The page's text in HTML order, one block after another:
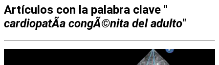
Artículos con la palabra clave "
cardiopatÃ­a congÃ©nita del adulto"